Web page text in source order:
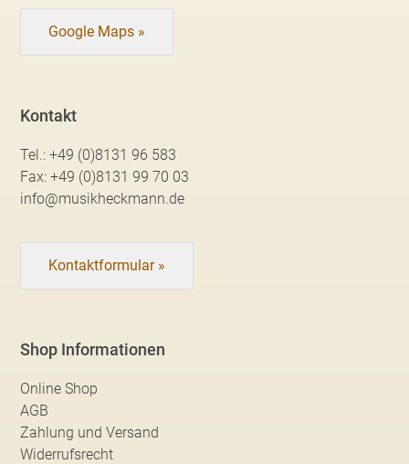
Google Maps »
Kontakt
Tel.:+49 (0)8131 96 583
Fax:+49 (0)8131 99 70 03
info@musikheckmann.de
Kontaktformular »
Shop Informationen
Online Shop
AGB
Zahlung und Versand
Widerrufsrecht